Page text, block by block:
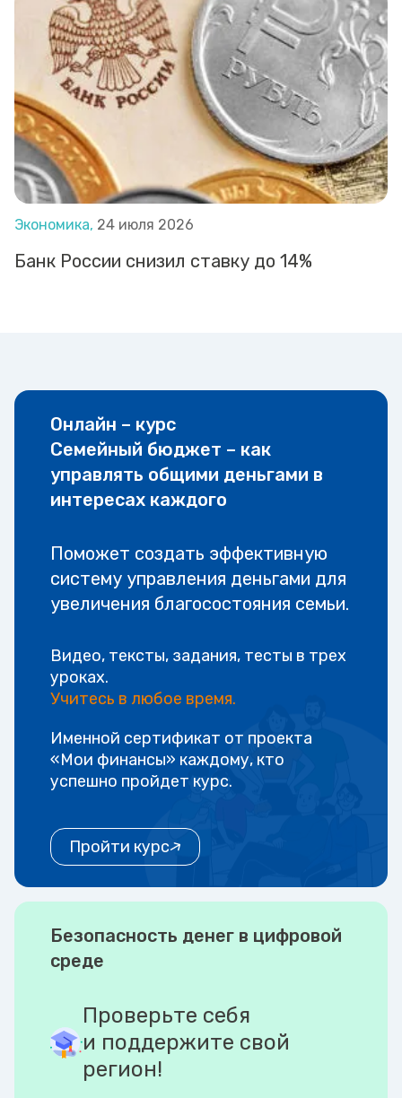
Экономика, 24 июля 2026
Банк России снизил ставку до 14%
Онлайн – курс
Семейный бюджет – как
управлять общими деньгами в
интересах каждого
Поможет создать эффективную
систему управления деньгами для
увеличения благосостояния семьи.
Видео, тексты, задания, тесты в трех
уроках.
Учитесь в любое время.
Именной сертификат от проекта
«Мои финансы» каждому, кто
успешно пройдет курс.
Пройти курс
Безопасность денег в цифровой
среде
Проверьте себя
и поддержите свой
регион!